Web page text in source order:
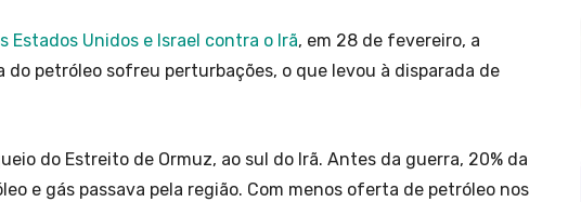
Estados Unidos e Israel contra o Irã, em 28 de fevereiro, a
petróleo sofreu perturbações, o que levou à disparada de
do Estreito de Ormuz, ao sul do Irã. Antes da guerra, 20% da
e gás passava pela região. Com menos oferta de petróleo nos